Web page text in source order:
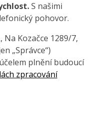
S našimi
pohovor.
Na Kozačce 1289/7,
„Správce“)
plnění budoucí
zpracování